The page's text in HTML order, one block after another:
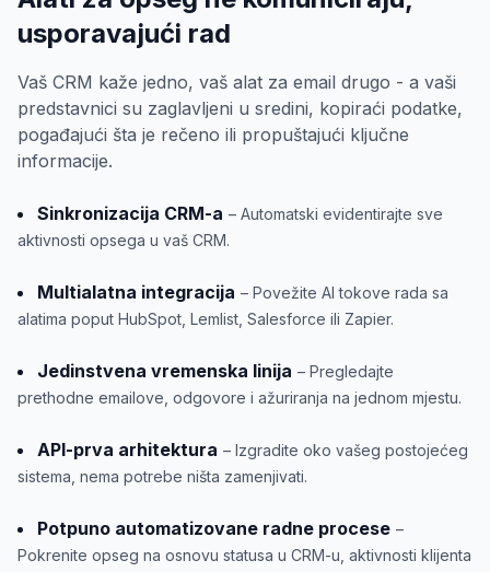
usporavajući rad
Vaš CRM kaže jedno, vaš alat za email drugo - a vaši
predstavnici su zaglavljeni u sredini, kopiraći podatke,
pogađajući šta je rečeno ili propuštajući ključne
informacije.
Sinkronizacija CRM-a – Automatski evidentirajte sve
aktivnosti opsega u vaš CRM.
Multialatna integracija – Povežite AI tokove rada sa
alatima poput HubSpot, Lemlist, Salesforce ili Zapier.
Jedinstvena vremenska linija – Pregledajte
prethodne emailove, odgovore i ažuriranja na jednom mjestu.
API-prva arhitektura – Izgradite oko vašeg postojećeg
sistema, nema potrebe ništa zamenjivati.
Potpuno automatizovane radne procese –
Pokrenite opseg na osnovu statusa u CRM-u, aktivnosti klijenta